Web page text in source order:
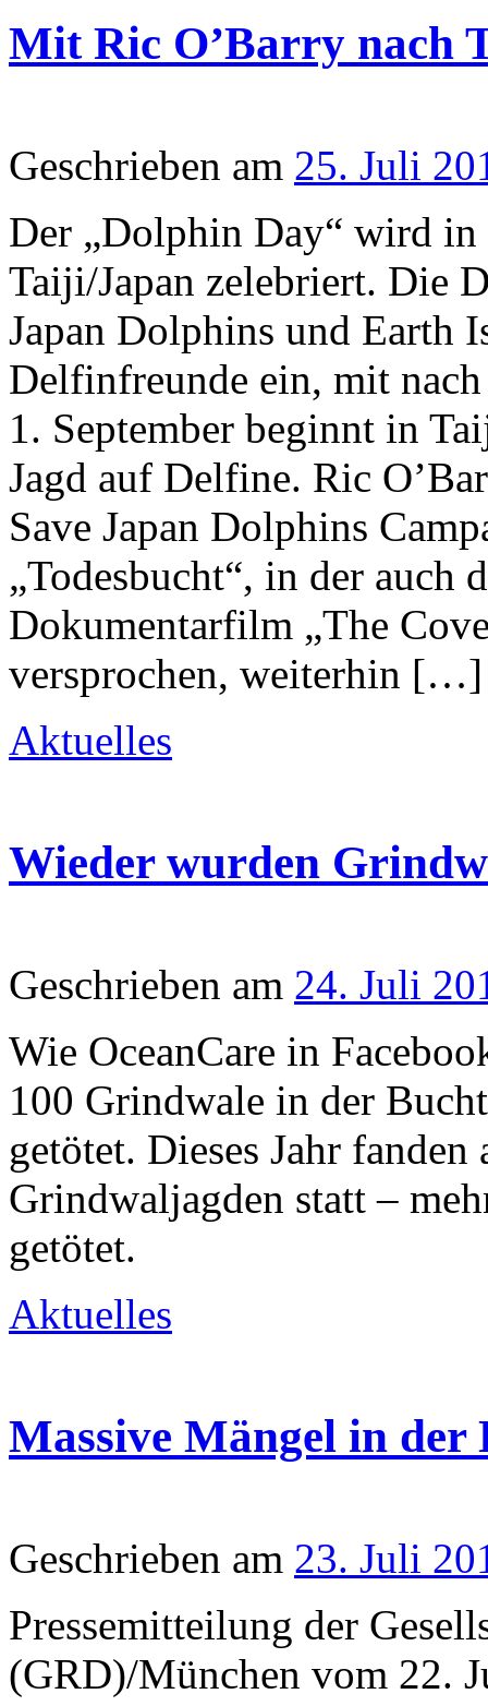
Mit Ric O’Barry nach
Geschrieben am 25. Juli
Der „Dolphin Day“ wird in
Taiji/Japan zelebriert. Die
Japan Dolphins und Earth
Delfinfreunde ein, mit
1. September beginnt in
Jagd auf Delfine. Ric
Save Japan Dolphins
„Todesbucht“, in der auch
Dokumentarfilm „The
versprochen, weiterhin […]
Aktuelles
Wieder wurden
Geschrieben am 24. Juli
Wie OceanCare in
100 Grindwale in der
getötet. Dieses Jahr
Grindwaljagden statt –
getötet.
Aktuelles
Massive Mängel in
Geschrieben am 23. Juli
Pressemitteilung der
(GRD)/München vom 22.